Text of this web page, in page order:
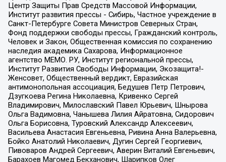
Центр Защиты Прав Средств Массовой Информации,
Институт развития прессы - Сибирь, Частное учреждение в
Санкт-Петербурге Совета Министров Северных Стран,
Фонд поддержки свободы прессы, Гражданский контроль,
Человек и Закон, Общественная комиссия по сохранению
наследия академика Сахарова, Информационное
агентство МЕМО. РУ, Институт региональной прессы,
Институт Развития Свободы Информации, Экозащита!-
Женсовет, Общественный вердикт, Евразийская
антимонопольная ассоциация, Бедушев Петр Петрович,
Дзугкоева Регина Николаевна, Кривенко Сергей
Владимирович, Милославский Павел Юрьевич, Шнырова
Ольга Вадимовна, Чанышева Лилия Айратовна, Сидорович
Ольга Борисовна, Туровский Александр Алексеевич,
Васильева Анастасия Евгеньевна, Ривина Анна Валерьевна,
Бойко Анатолий Николаевич, Дугин Сергей Георгиевич,
Пивоваров Андрей Сергеевич, Аверин Виталий Евгеньевич,
Барахоев Магомед Бекханович, Шарипков Олег